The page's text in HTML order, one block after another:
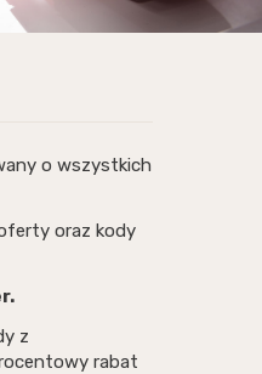
o wszystkich
oraz kody
z
rabat